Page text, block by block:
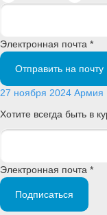
Электронная почта *
Отправить на почту
27 ноября 2024 Армия
Хотите всегда быть в
Электронная почта *
Подписаться